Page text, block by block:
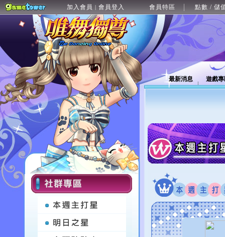
加入會員 | 會員登入 會員特區 點數 / 儲
最新消息 遊戲